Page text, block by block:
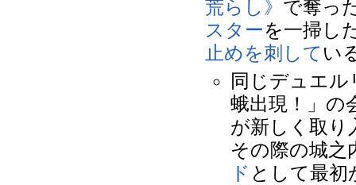
荒らし》 で奪っ
スターを一掃し
止めを刺して い
同じデュエ
蛾出現！」の
が新しく取り
その際の城之
ド として最初